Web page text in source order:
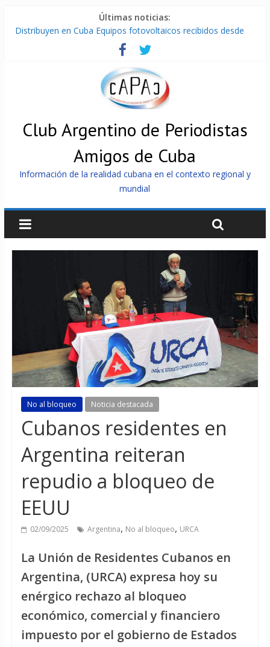
Últimas noticias:
Distribuyen en Cuba Equipos fotovoltaicos recibidos desde
La ONU condena medidas de EE.UU contra Cuba
Cuba alerta sobre doctrina militar de dominación de EEUU
Nuevas sanciones de EEUU contra Cuba apuntan a la
cooperación militar con Rusia y China
Brutal represión contra los que marchan para que no se
venda la patria
Club Argentino de Periodistas
Amigos de Cuba
Información de la realidad cubana en el contexto regional y
mundial
No al bloqueo Noticia destacada
Cubanos residentes en
Argentina reiteran
repudio a bloqueo de
EEUU
02/09/2025 Argentina, No al bloqueo, URCA
La Unión de Residentes Cubanos en
Argentina, (URCA) expresa hoy su
enérgico rechazo al bloqueo
económico, comercial y financiero
impuesto por el gobierno de Estados